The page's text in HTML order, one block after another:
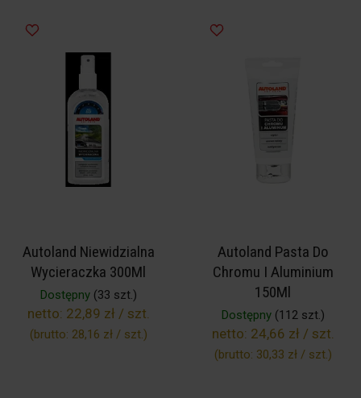
Autoland Niewidzialna
Wycieraczka 300Ml
Dostępny(33 szt.)
netto: 22,89 zł / szt.
(brutto: 28,16 zł / szt.)
Autoland Pasta Do
Chromu I Aluminium
150Ml
Dostępny(112 szt.)
netto: 24,66 zł / szt.
(brutto: 30,33 zł / szt.)